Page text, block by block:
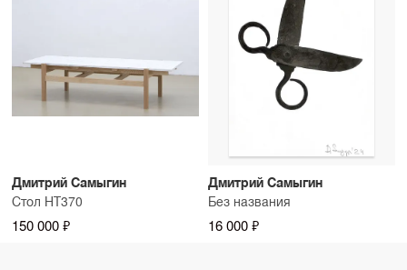
Дмитрий Самыгин
Стол НТ370
150 000 ₽
Дмитрий Самыгин
Без названия
16 000 ₽